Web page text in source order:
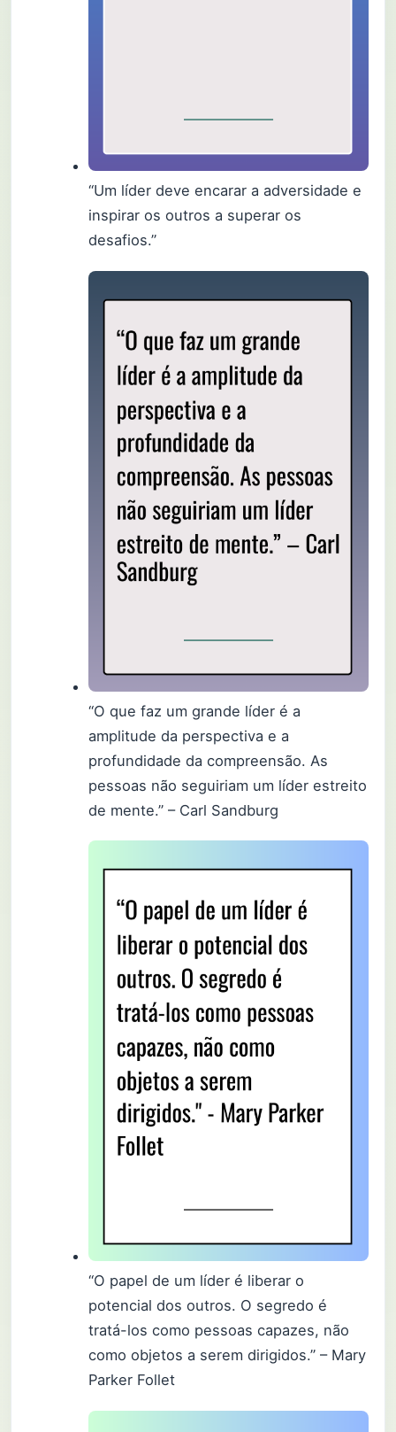
“Um líder deve encarar a adversidade e
inspirar os outros a superar os
desafios.”
“O que faz um grande líder é a
amplitude da perspectiva e a
profundidade da compreensão. As
pessoas não seguiriam um líder estreito
de mente.” – Carl Sandburg
“O papel de um líder é liberar o
potencial dos outros. O segredo é
tratá-los como pessoas capazes, não
como objetos a serem dirigidos.” – Mary
Parker Follet